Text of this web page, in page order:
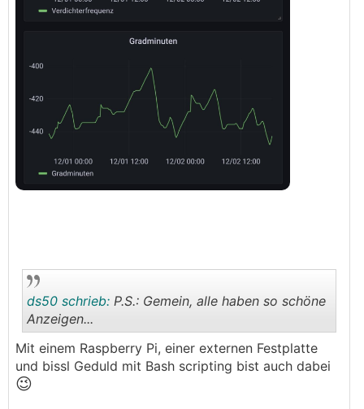
..
ds50 schrieb: P.S.: Gemein, alle haben so schöne
Anzeigen...
Mit einem Raspberry Pi, einer externen Festplatte
und bissl Geduld mit Bash scripting bist auch dabei
😉